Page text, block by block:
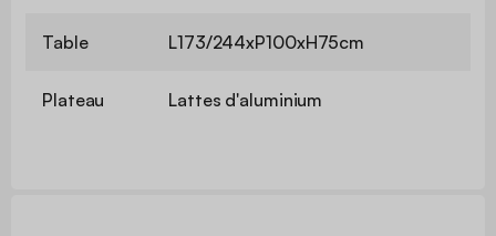
Table L173/244xP100xH75cm
Plateau Lattes d'aluminium